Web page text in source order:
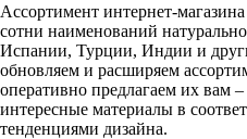
Ассортимент интернет-
сотни наименований
Испании, Турции, Индии и
обновляем и расширяем
оперативно предлагаем их вам
интересные материалы в
тенденциями дизайна.